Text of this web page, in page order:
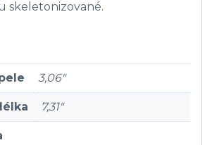
skeletonizované.
3,06″
7,31″